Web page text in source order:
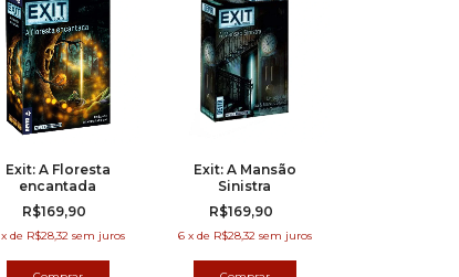
Exit: A Floresta
encantada
R$169,90
x de R$28,32 sem juros
Exit: A Mansão
Sinistra
R$169,90
6 x de R$28,32 sem juros